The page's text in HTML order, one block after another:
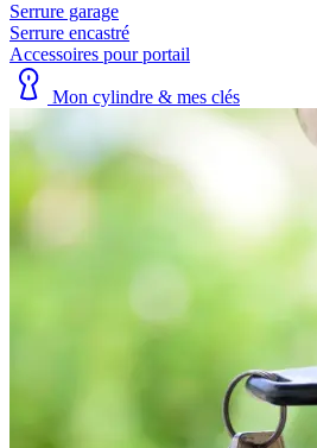
Serrure garage
Serrure encastré
Accessoires pour portail
Mon cylindre & mes clés